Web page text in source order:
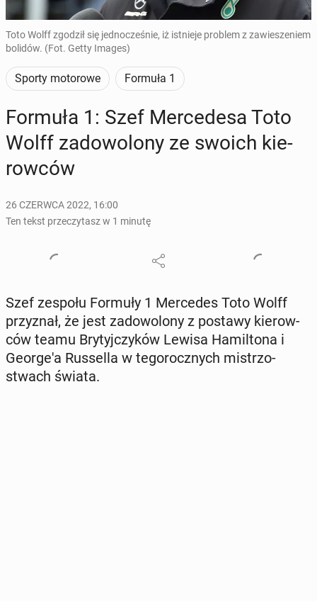
Toto Wolff zgodził się jednocześnie, iż istnieje problem z zawieszeniem
bolidów. (Fot. Getty Images)
Sporty motorowe Formuła 1
Formuła 1: Szef Mer­ce­de­sa Toto
Wolff za­do­wo­lo­ny ze swoich kie­
row­ców
26 CZERWCA 2022, 16:00
Ten tekst przeczytasz w 1 minutę
Szef zespołu Formuły 1 Mer­ce­des Toto Wolff
przy­znał, że jest za­do­wo­lo­ny z postawy kie­row­
ców teamu Bry­tyj­czy­ków Lewisa Ha­mil­to­na i
Geo­r­ge­'a Rus­sel­la w te­go­rocz­nych mi­strzo­
stwach świata.